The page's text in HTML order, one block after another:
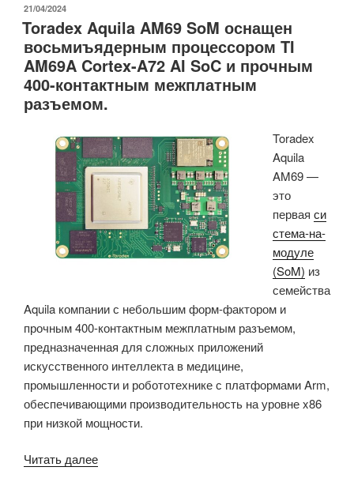
RISC-
V,
подходящих
для
микроконтроллеров
вплоть
до
чипов
для
центров
обработки
данных»
ОПУБЛИКОВАНО
21/04/2024
Toradex Aquila AM69 SoM оснащен
восьмиъядерным процессором TI
AM69A Cortex-A72 AI SoC и прочным
400-контактным межплатным
разъемом.
Toradex
Aquila
AM69 —
это
первая си
стема-на-
модуле
(SoM) из
семейства
Aquila компании с небольшим форм-фактором и
прочным 400-контактным межплатным разъемом,
предназначенная для сложных приложений
искусственного интеллекта в медицине,
промышленности и робототехнике с платформами Arm,
обеспечивающими производительность на уровне x86
при низкой мощности.
Читать далее«Toradex